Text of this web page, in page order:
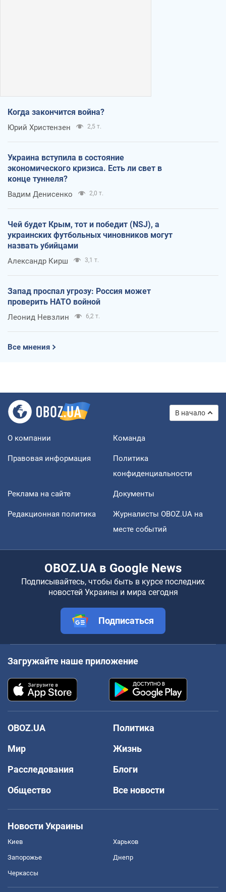
Когда закончится война?
Юрий Христензен 2,5 т.
Украина вступила в состояние
экономического кризиса. Есть ли свет в
конце туннеля?
Вадим Денисенко 2,0 т.
Чей будет Крым, тот и победит (NSJ), а
украинских футбольных чиновников могут
назвать убийцами
Александр Кирш 3,1 т.
Запад проспал угрозу: Россия может
проверить НАТО войной
Леонид Невзлин 6,2 т.
Все мнения
В начало
О компании Команда
Правовая информация
Политика
конфиденциальности
Реклама на сайте Документы
Редакционная политика
Журналисты OBOZ.UA на
месте событий
OBOZ.UA в Google News
Подписывайтесь, чтобы быть в курсе последних
новостей Украины и мира сегодня
Подписаться
Загружайте наше приложение
OBOZ.UA
Политика
Мир
Жизнь
Расследования
Блоги
Общество
Все новости
Новости Украины
Киев Харьков
Запорожье Днепр
Черкассы